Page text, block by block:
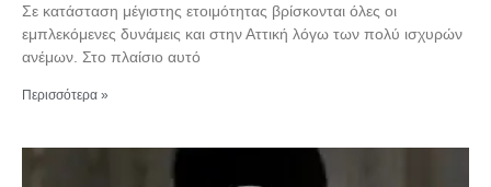
Σε κατάσταση μέγιστης ετοιμότητας βρίσκονται όλες οι
εμπλεκόμενες δυνάμεις και στην Αττική λόγω των πολύ ισχυρών
ανέμων. Στο πλαίσιο αυτό
Περισσότερα »